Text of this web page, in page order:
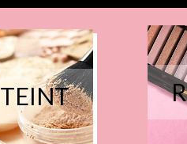
TEINT